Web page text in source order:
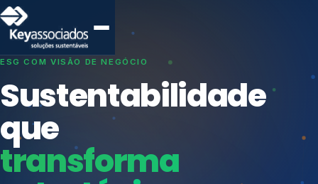
SISTEMAS DE GESTÃO OTIMIZADOS E INTEGRADOS
Conformidade que
protege seu
negócio.
Índices de Mercado